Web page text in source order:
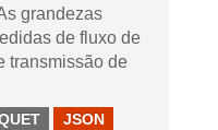
grandezas
de fluxo de
transmissão de
JSON